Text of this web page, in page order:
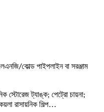
কোল্ড পাইপলাইন বা সরঞ্জাম
স্টোরেজ ট্যাঙ্ক; পেট্রো চায়না;
রাসায়নিক শিল্প…